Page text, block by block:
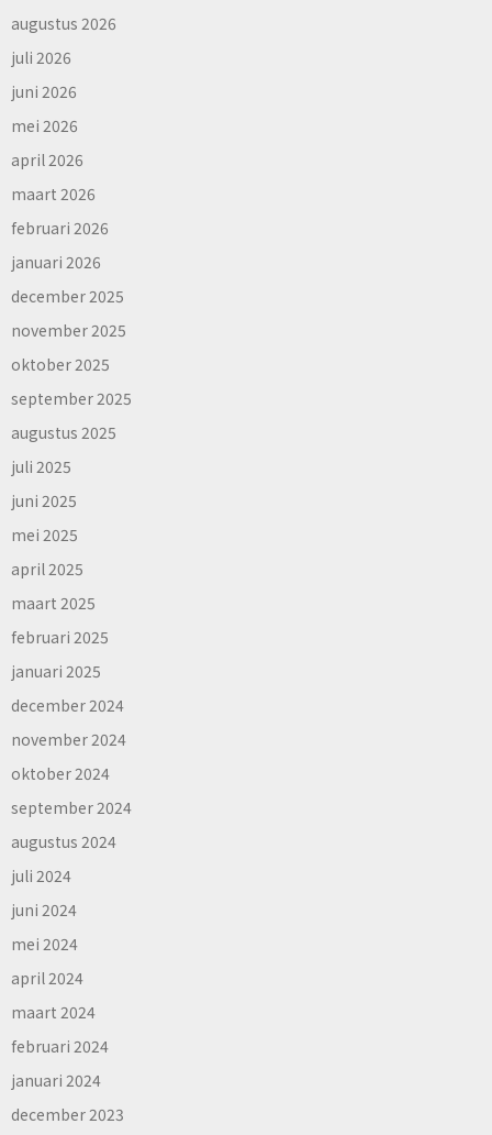
augustus 2026
juli 2026
juni 2026
mei 2026
april 2026
maart 2026
februari 2026
januari 2026
december 2025
november 2025
oktober 2025
september 2025
augustus 2025
juli 2025
juni 2025
mei 2025
april 2025
maart 2025
februari 2025
januari 2025
december 2024
november 2024
oktober 2024
september 2024
augustus 2024
juli 2024
juni 2024
mei 2024
april 2024
maart 2024
februari 2024
januari 2024
december 2023